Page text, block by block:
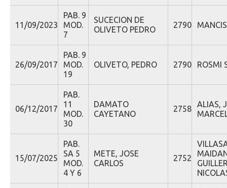
11/09/2023
PAB. 9
MOD.
7
SUCECION DE
OLIVETO PEDRO
2790
26/09/2017
PAB. 9
MOD.
19
OLIVETO, PEDRO 2790 ROSMI
06/12/2017
PAB.
11
MOD.
30
DAMATO
CAYETANO
2758
ALIAS,
15/07/2025
PAB.
SA 5
MOD.
4 Y 6
METE, JOSE
CARLOS
2752